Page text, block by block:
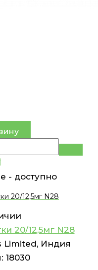
- доступно
20/12,5мг N28
20/12,5мг N28
Limited, Индия
18030